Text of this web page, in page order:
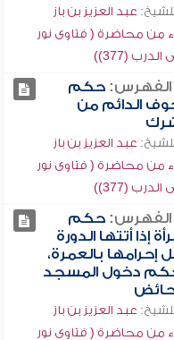
عبد العزيز بن باز
من محاضرة ( فتاوى نور
(377))
الفهرس:حكم
الدائم من
عبد العزيز بن باز
من محاضرة ( فتاوى نور
(377))
الفهرس:حكم
إذا أتتها الدورة
إحرامها بالعمرة،
دخول المسجد
عبد العزيز بن باز
من محاضرة ( فتاوى نور